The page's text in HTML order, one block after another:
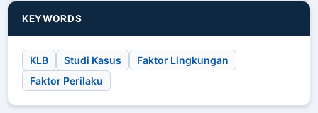
KEYWORDS
KLB Studi Kasus
Faktor Lingkungan
Faktor Perilaku